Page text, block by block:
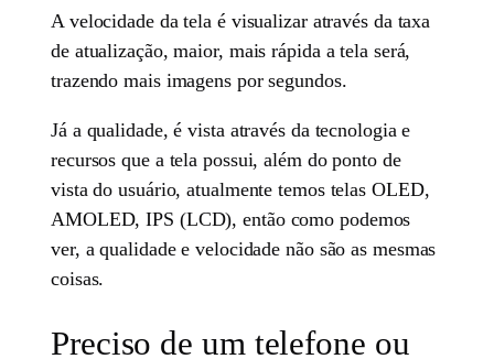
A velocidade da tela é visualizar através da taxa
de atualização, maior, mais rápida a tela será,
trazendo mais imagens por segundos.
Já a qualidade, é vista através da tecnologia e
recursos que a tela possui, além do ponto de
vista do usuário, atualmente temos telas OLED,
AMOLED, IPS (LCD), então como podemos
ver, a qualidade e velocidade não são as mesmas
coisas.
Preciso de um telefone ou